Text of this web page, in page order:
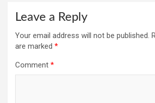
Leave a Reply
Your email address will not be published.
are marked *
Comment *